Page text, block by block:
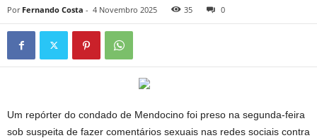
Por Fernando Costa - 4 Novembro 2025 35 0
Um repórter do condado de Mendocino foi preso na segunda-feira
sob suspeita de fazer comentários sexuais nas redes sociais contra